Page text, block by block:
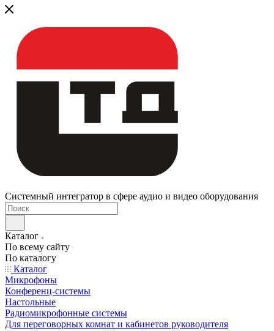
Системный интегратор в сфере аудио и видео оборудования
Каталог
По всему сайту
По каталогу
Каталог
Микрофоны
Конференц-системы
Настольные
Радиомикрофонные системы
Для переговорных комнат и кабинетов руководителя